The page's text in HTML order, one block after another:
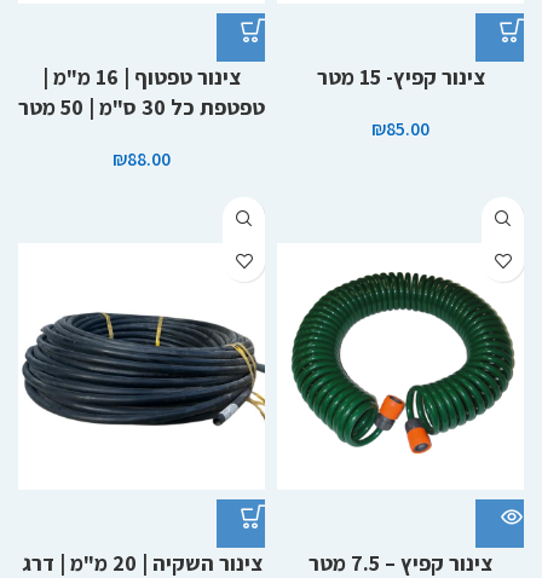
צינור קפיץ- 15 מטר
₪85.00
צינור טפטוף | 16 מ"מ |
טפטפת כל 30 ס"מ | 50 מטר
₪88.00
צינור קפיץ – 7.5 מטר
צינור השקיה | 20 מ"מ | דרג